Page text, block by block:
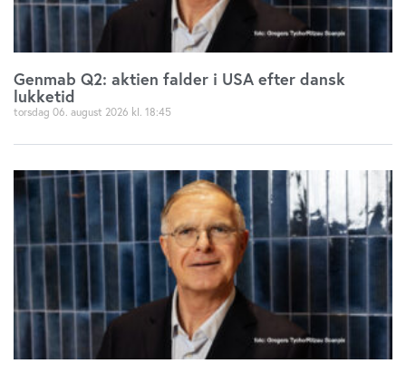
Genmab Q2: aktien falder i USA efter dansk
lukketid
torsdag 06. august 2026 18:45